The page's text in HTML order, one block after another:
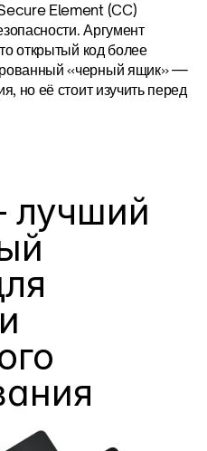
Element (CC)
Аргумент
открытый код более
«черный ящик» —
но её стоит изучить перед
лучший